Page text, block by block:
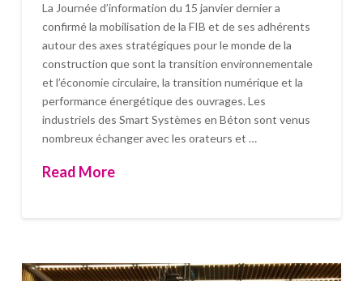
La Journée d’information du 15 janvier dernier a
confirmé la mobilisation de la FIB et de ses adhérents
autour des axes stratégiques pour le monde de la
construction que sont la transition environnementale
et l’économie circulaire, la transition numérique et la
performance énergétique des ouvrages. Les
industriels des Smart Systèmes en Béton sont venus
nombreux échanger avec les orateurs et …
Read More